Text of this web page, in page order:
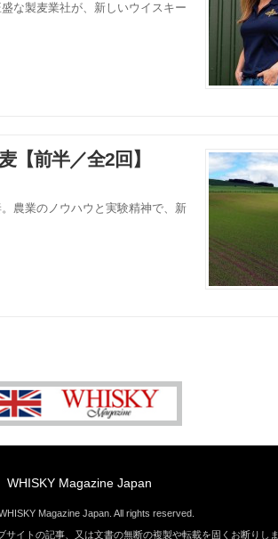
な製麦業社が、新しいウイスキー
前半／全2回】
農業のノウハウと実験精神で、新
WHISKY Magazine Japan
Magazine Japan. All rights reserved.
イトの記事、又は文書の無断の複製や転載を固くお断りし